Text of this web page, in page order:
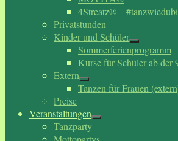
4Streatz® –
Privatstunden
Kinder und Schüler
Sommerferienprogramm
Kurse für Schüler ab der
Extern
Tanzen für Frauen
Preise
Veranstaltungen
Tanzparty